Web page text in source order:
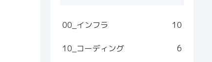
00_インフラ 10
10_コーディング 6